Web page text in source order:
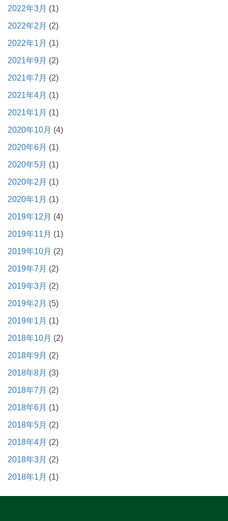
2022年3月 (1)
2022年2月 (2)
2022年1月 (1)
2021年9月 (2)
2021年7月 (2)
2021年4月 (1)
2021年1月 (1)
2020年10月 (4)
2020年6月 (1)
2020年5月 (1)
2020年2月 (1)
2020年1月 (1)
2019年12月 (4)
2019年11月 (1)
2019年10月 (2)
2019年7月 (2)
2019年3月 (2)
2019年2月 (5)
2019年1月 (1)
2018年10月 (2)
2018年9月 (2)
2018年8月 (3)
2018年7月 (2)
2018年6月 (1)
2018年5月 (2)
2018年4月 (2)
2018年3月 (2)
2018年1月 (1)